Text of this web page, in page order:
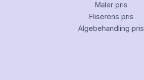
Maler pris
Fliserens pris
Algebehandling pris